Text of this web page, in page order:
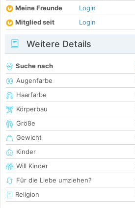
Meine Freunde
Login
Mitglied seit
Login
Weitere Details
Suche nach
Augenfarbe
Haarfarbe
Körperbau
Größe
Gewicht
Kinder
Will Kinder
Für die Liebe umziehen?
Religion